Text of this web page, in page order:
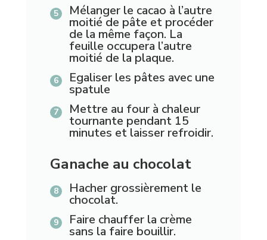
Mélanger le cacao à l’autre
moitié de pâte et procéder
de la même façon. La
feuille occupera l’autre
moitié de la plaque.
Egaliser les pâtes avec une
spatule
Mettre au four à chaleur
tournante pendant 15
minutes et laisser refroidir.
Ganache au chocolat
Hacher grossièrement le
chocolat.
Faire chauffer la crème
sans la faire bouillir.